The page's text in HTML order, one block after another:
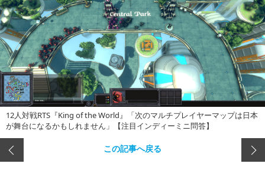
12人対戦RTS『King of the World』「次のマルチプレイヤーマップは日本
が舞台になるかもしれません」【注目インディーミニ問答】
この記事へ戻る